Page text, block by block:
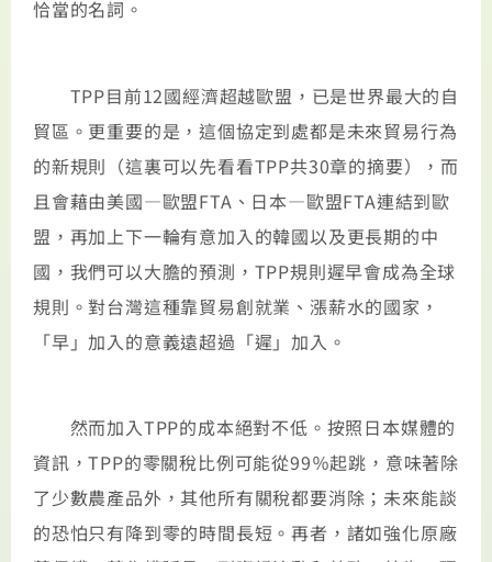
恰當的名詞。
TPP目前12國經濟超越歐盟，已是世界最大的自
貿區。更重要的是，這個協定到處都是未來貿易行為
的新規則（這裏可以先看看TPP共30章的摘要），而
且會藉由美國—歐盟FTA、日本—歐盟FTA連結到歐
盟，再加上下一輪有意加入的韓國以及更長期的中
國，我們可以大膽的預測，TPP規則遲早會成為全球
規則。對台灣這種靠貿易創就業、漲薪水的國家，
「早」加入的意義遠超過「遲」加入。
然而加入TPP的成本絕對不低。按照日本媒體的
資訊，TPP的零關稅比例可能從99％起跳，意味著除
了少數農產品外，其他所有關稅都要消除；未來能談
的恐怕只有降到零的時間長短。再者，諸如強化原廠